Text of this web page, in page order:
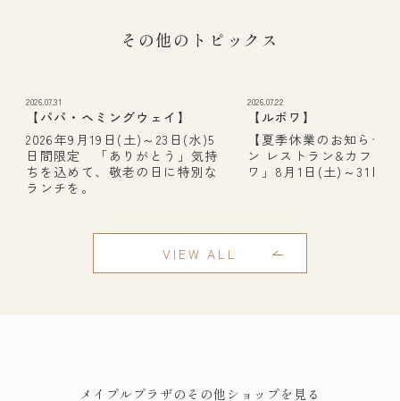
その他のトピックス
2026年9月19日(土)～23日(水)5
日間限定 「ありがとう」気持
ちを込めて、敬老の日に特別な
ランチを。
【パパ・ヘミングウェイ】
2026.07.31
【夏季休業のお知らせ
ン レストラン&カフェ
ワ」8月1日(土)～31日(
【ルボワ】
2026.07.22
VIEW ALL
メイプルプラザのその他ショップを見る